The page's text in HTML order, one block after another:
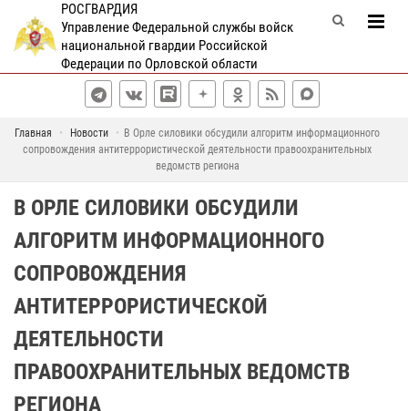
РОСГВАРДИЯ
Управление Федеральной службы войск
национальной гвардии Российской
Федерации по Орловской области
Главная Новости
В Орле силовики обсудили алгоритм информационного
сопровождения антитеррористической деятельности правоохранительных
ведомств региона
В ОРЛЕ СИЛОВИКИ ОБСУДИЛИ
АЛГОРИТМ ИНФОРМАЦИОННОГО
СОПРОВОЖДЕНИЯ
АНТИТЕРРОРИСТИЧЕСКОЙ
ДЕЯТЕЛЬНОСТИ
ПРАВООХРАНИТЕЛЬНЫХ ВЕДОМСТВ
РЕГИОНА